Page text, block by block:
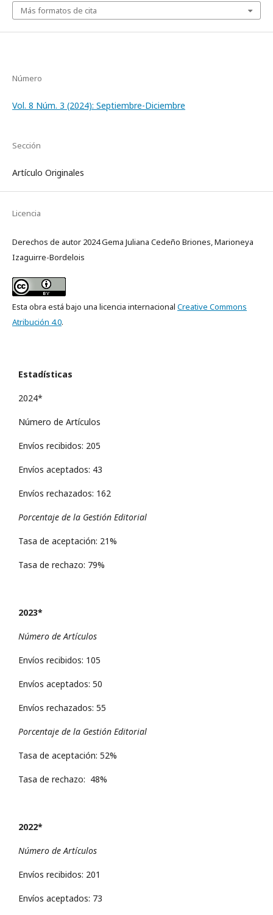
Más formatos de cita
Número
Vol. 8 Núm. 3 (2024): Septiembre-Diciembre
Sección
Artículo Originales
Licencia
Derechos de autor 2024 Gema Juliana Cedeño Briones, Marioneya
Izaguirre-Bordelois
Esta obra está bajo una licencia internacional Creative Commons
Atribución 4.0.
Estadísticas
2024*
Número de Artículos
Envíos recibidos: 205
Envíos aceptados: 43
Envíos rechazados: 162
Porcentaje de la Gestión Editorial
Tasa de aceptación: 21%
Tasa de rechazo: 79%
2023*
Número de Artículos
Envíos recibidos: 105
Envíos aceptados: 50
Envíos rechazados: 55
Porcentaje de la Gestión Editorial
Tasa de aceptación: 52%
Tasa de rechazo: 48%
2022*
Número de Artículos
Envíos recibidos: 201
Envíos aceptados: 73